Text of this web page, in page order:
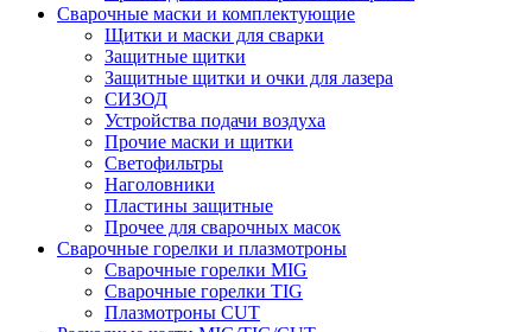
Сварочные маски и комплектующие
Щитки и маски для сварки
Защитные щитки
Защитные щитки и очки для лазера
СИЗОД
Устройства подачи воздуха
Прочие маски и щитки
Светофильтры
Наголовники
Пластины защитные
Прочее для сварочных масок
Сварочные горелки и плазмотроны
Сварочные горелки MIG
Сварочные горелки TIG
Плазмотроны CUT